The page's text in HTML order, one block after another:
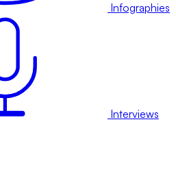
Infographies
Interviews